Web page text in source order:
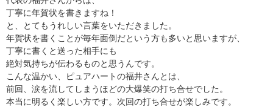
丁寧に年賀状を書きますね！
と、とてもうれしい言葉をいただきました。
年賀状を書くことが毎年面倒だという方も多いと思いますが、
丁寧に書くと送った相手にも
絶対気持ちが伝わるものと思うんです。
こんな温かい、ピュアハートの福井さんとは、
前回、涙を流してしまうほどの大爆笑の打ち合せでした。
本当に明るく楽しい方です。次回の打ち合せが楽しみです。